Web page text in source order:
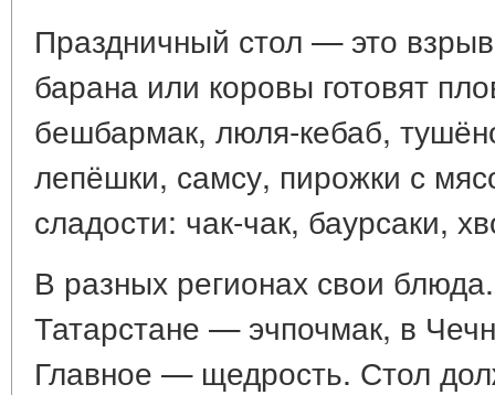
Праздничный стол — это
барана или коровы готовят
бешбармак, люля-кебаб,
лепёшки, самсу, пирожки с
сладости: чак-чак, баурсаки,
В разных регионах свои
Татарстане — эчпочмак, в
Главное — щедрость. Стол